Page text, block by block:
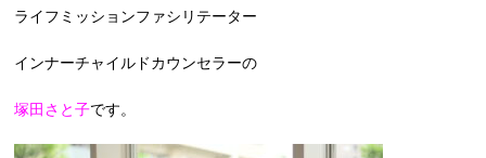
ライフミッションファシリテーター
インナーチャイルドカウンセラーの
塚田さと子です。